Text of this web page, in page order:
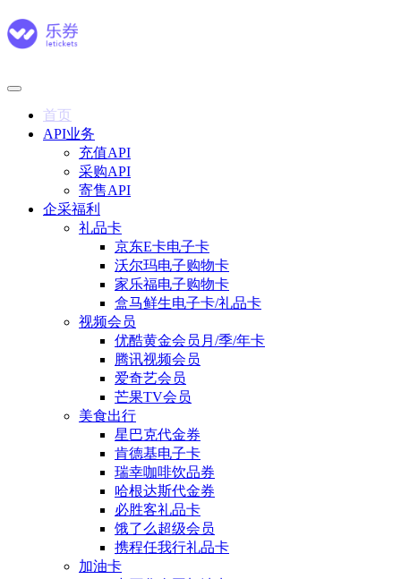
首页
API业务
充值API
采购API
寄售API
企采福利
礼品卡
京东E卡电子卡
沃尔玛电子购物卡
家乐福电子购物卡
盒马鲜生电子卡/礼品卡
视频会员
优酷黄金会员月/季/年卡
腾讯视频会员
爱奇艺会员
芒果TV会员
美食出行
星巴克代金券
肯德基电子卡
瑞幸咖啡饮品券
哈根达斯代金券
必胜客礼品卡
饿了么超级会员
携程任我行礼品卡
加油卡